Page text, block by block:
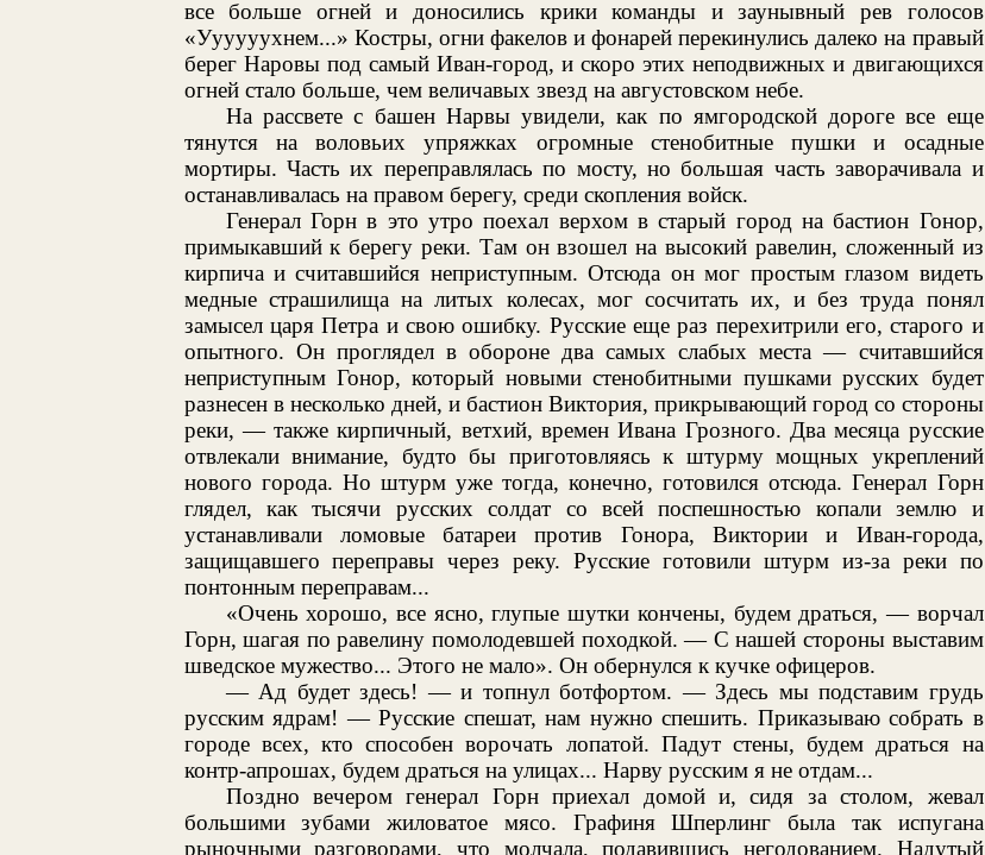
все больше огней и доносились крики команды и заунывный рев голосов
«Уууууухнем...» Костры, огни факелов и фонарей перекинулись далеко на правый
берег Наровы под самый Иван-город, и скоро этих неподвижных и двигающихся
огней стало больше, чем величавых звезд на августовском небе.
На рассвете с башен Нарвы увидели, как по ямгородской дороге все еще
тянутся на воловьих упряжках огромные стенобитные пушки и осадные
мортиры. Часть их переправлялась по мосту, но большая часть заворачивала и
останавливалась на правом берегу, среди скопления войск.
Генерал Горн в это утро поехал верхом в старый город на бастион Гонор,
примыкавший к берегу реки. Там он взошел на высокий равелин, сложенный из
кирпича и считавшийся неприступным. Отсюда он мог простым глазом видеть
медные страшилища на литых колесах, мог сосчитать их, и без труда понял
замысел царя Петра и свою ошибку. Русские еще раз перехитрили его, старого и
опытного. Он проглядел в обороне два самых слабых места — считавшийся
неприступным Гонор, который новыми стенобитными пушками русских будет
разнесен в несколько дней, и бастион Виктория, прикрывающий город со стороны
реки, — также кирпичный, ветхий, времен Ивана Грозного. Два месяца русские
отвлекали внимание, будто бы приготовляясь к штурму мощных укреплений
нового города. Но штурм уже тогда, конечно, готовился отсюда. Генерал Горн
глядел, как тысячи русских солдат со всей поспешностью копали землю и
устанавливали ломовые батареи против Гонора, Виктории и Иван-города,
защищавшего переправы через реку. Русские готовили штурм из-за реки по
понтонным переправам...
«Очень хорошо, все ясно, глупые шутки кончены, будем драться, — ворчал
Горн, шагая по равелину помолодевшей походкой. — С нашей стороны выставим
шведское мужество... Этого не мало». Он обернулся к кучке офицеров.
— Ад будет здесь! — и топнул ботфортом. — Здесь мы подставим грудь
русским ядрам! — Русские спешат, нам нужно спешить. Приказываю собрать в
городе всех, кто способен ворочать лопатой. Падут стены, будем драться на
контр-апрошах, будем драться на улицах... Нарву русским я не отдам...
Поздно вечером генерал Горн приехал домой и, сидя за столом, жевал
большими зубами жиловатое мясо. Графиня Шперлинг была так испугана
рыночными разговорами, что молчала, подавившись негодованием. Надутый